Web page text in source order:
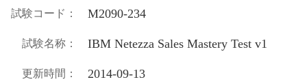
試験コード： M2090-234
試験名称： IBM Netezza Sales Mastery Test v1
更新時間： 2014-09-13